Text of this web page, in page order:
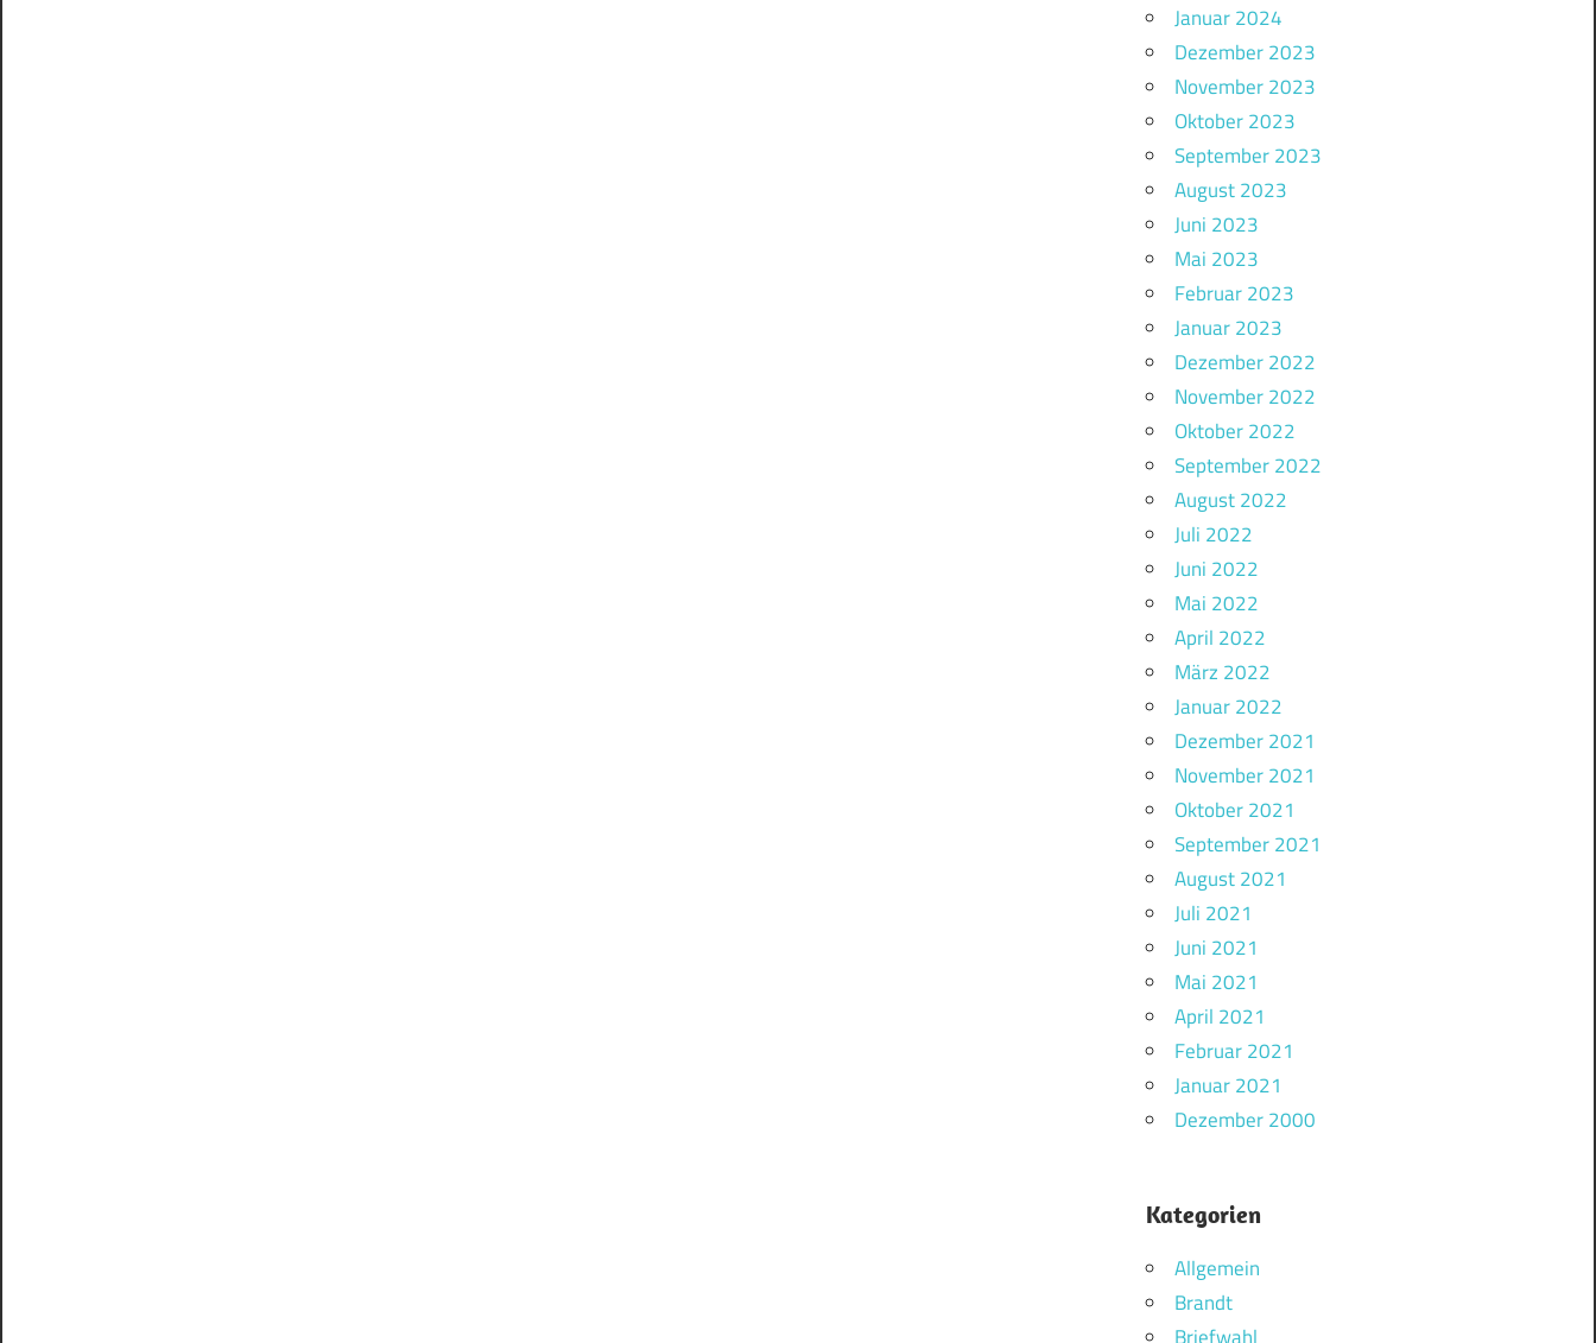
Januar 2024
Dezember 2023
November 2023
Oktober 2023
September 2023
August 2023
Juni 2023
Mai 2023
Februar 2023
Januar 2023
Dezember 2022
November 2022
Oktober 2022
September 2022
August 2022
Juli 2022
Juni 2022
Mai 2022
April 2022
März 2022
Januar 2022
Dezember 2021
November 2021
Oktober 2021
September 2021
August 2021
Juli 2021
Juni 2021
Mai 2021
April 2021
Februar 2021
Januar 2021
Dezember 2000
Kategorien
Allgemein
Brandt